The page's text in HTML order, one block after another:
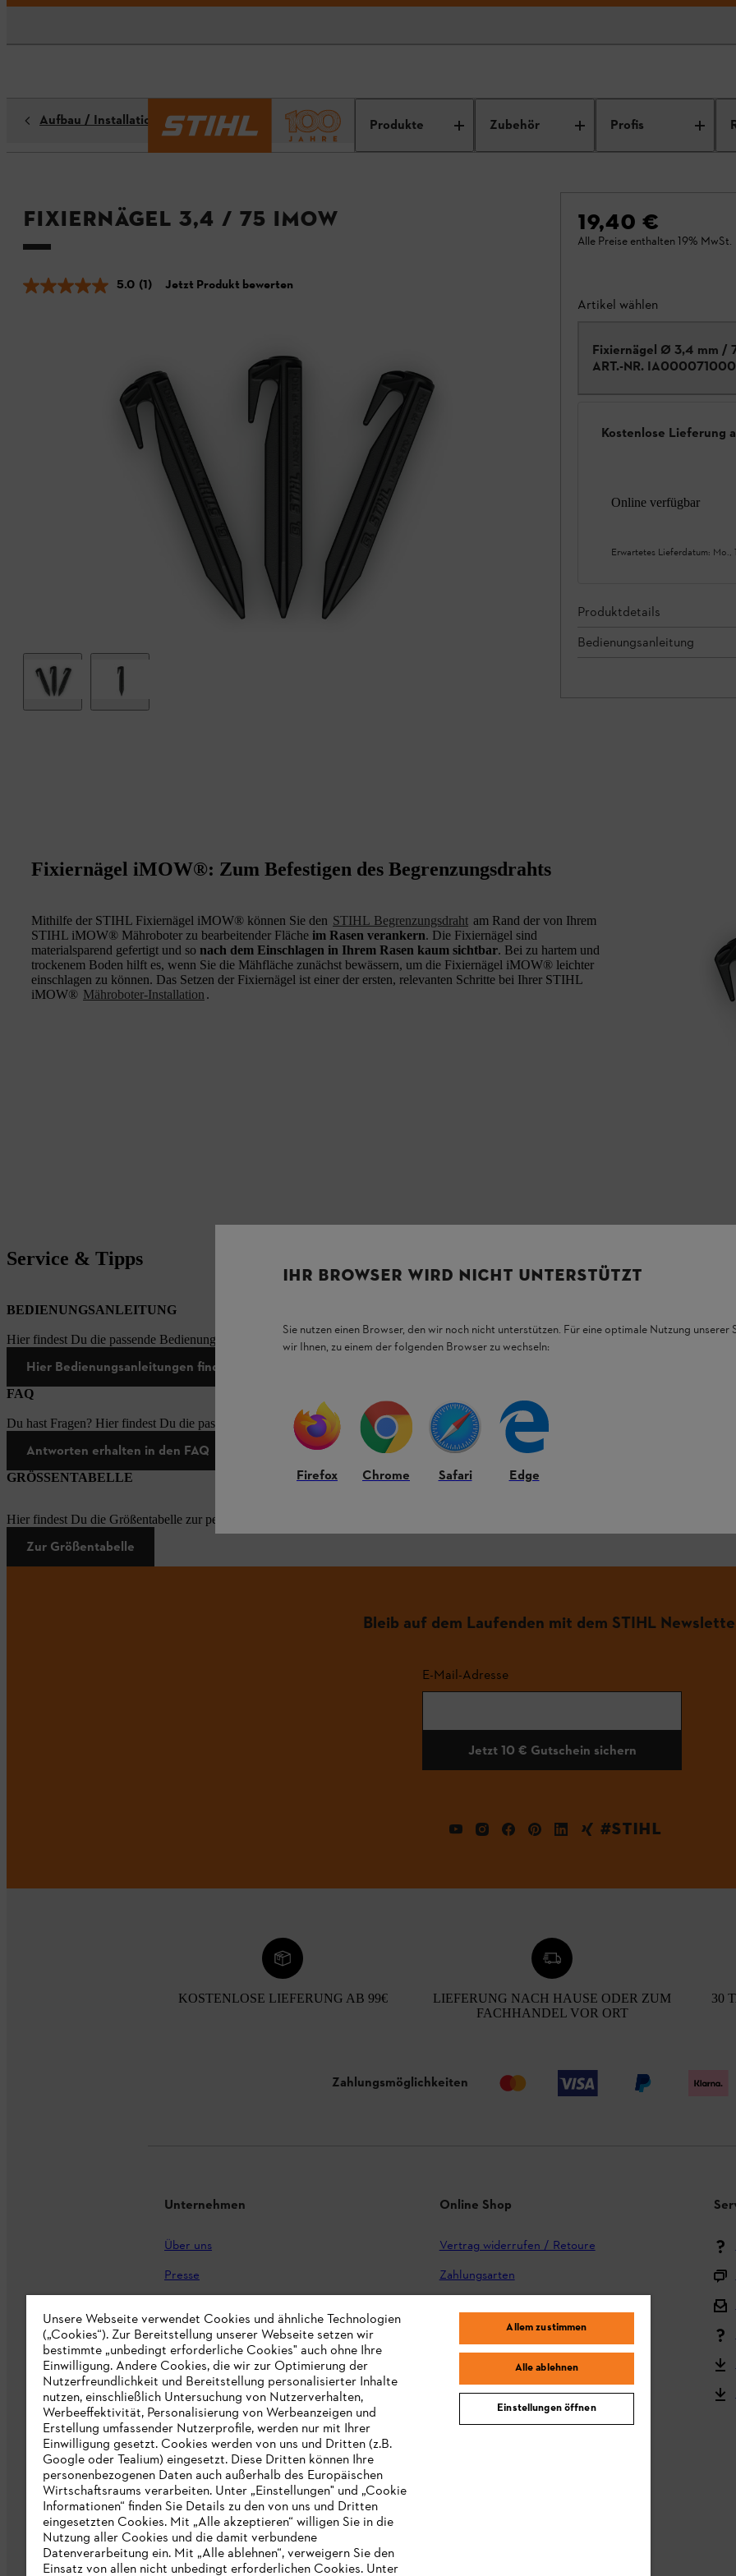
Produkte Zubehör Profis
Aufbau / Installation
Fixiernägel 3,4 / 75 iMOW
5.0 (1) Jetzt Produkt bewerten
19,40 €
Alle Preise enthalten 19% MwSt.
Artikel wählen
Fixiernägel Ø 3,4 mm /
ART.-NR. IA000071000
Kostenlose Lieferung
Online verfügbar
Erwartetes Lieferdatum: Mo.,
Produktdetails
Bedienungsanleitung
Fixiernägel iMOW®: Zum Befestigen des Begrenzungsdrahts
Mithilfe der STIHL Fixiernägel iMOW® können Sie den STIHL Begrenzungsdraht am Rand der von Ihrem
STIHL iMOW® Mähroboter zu bearbeitender Fläche im Rasen verankern. Die Fixiernägel sind
materialsparend gefertigt und so nach dem Einschlagen in Ihrem Rasen kaum sichtbar. Bei zu hartem und
trockenem Boden hilft es, wenn Sie die Mähfläche zunächst bewässern, um die Fixiernägel iMOW® leichter
einschlagen zu können. Das Setzen der Fixiernägel ist einer der ersten, relevanten Schritte bei Ihrer STIHL
iMOW® Mähroboter-Installation .
Service & Tipps
BEDIENUNGSANLEITUNG
Hier findest Du die passende Bedienungsanleitungen zu unseren STIHL Produkten.
Hier Bedienungsanleitungen finden
FAQ
Du hast Fragen? Hier findest Du die passenden Antworten zu den häufigsten Fragen.
Antworten erhalten in den FAQ
GRÖSSENTABELLE
Hier findest Du die Größentabelle zur persönlichen Schutzausrüstung.
Zur Größentabelle
Bleib auf dem Laufenden mit dem STIHL
E-Mail-Adresse
Jetzt 10 € Gutschein sichern
#STIHL
KOSTENLOSE LIEFERUNG AB 99€
LIEFERUNG NACH HAUSE ODER ZUM
FACHHANDEL VOR ORT
30
Zahlungsmöglichkeiten
Unternehmen
Über uns
Presse
STIHL Markenshop
Nachhaltigkeit
STIHL Hinweisgebersystem
Informationen für Lieferunternehmen
Erklärung zur Barrierefreiheit
Produktpiraterie
Fakten zu STIHL
Online Shop
Vertrag widerrufen / Retoure
Zahlungsarten
Reklamation und Garantie
STIHL Kooperationsprogramm
STIHL Bedienungsanleitungen
MY STIHL
IHR BROWSER WIRD NICHT UNTERSTÜTZT
Sie nutzen einen Browser, den wir noch nicht unterstützen. Für eine optimale Nutzung unserer
wir Ihnen, zu einem der folgenden Browser zu wechseln:
Firefox Chrome Safari Edge
Unsere Webseite verwendet Cookies und ähnliche Technologien
(„Cookies“). Zur Bereitstellung unserer Webseite setzen wir
bestimmte „unbedingt erforderliche Cookies" auch ohne Ihre
Einwilligung. Andere Cookies, die wir zur Optimierung der
Nutzerfreundlichkeit und Bereitstellung personalisierter Inhalte
nutzen, einschließlich Untersuchung von Nutzerverhalten,
Werbeeffektivität, Personalisierung von Werbeanzeigen und
Erstellung umfassender Nutzerprofile, werden nur mit Ihrer
Einwilligung gesetzt. Cookies werden von uns und Dritten (z.B.
Google oder Tealium) eingesetzt. Diese Dritten können Ihre
personenbezogenen Daten auch außerhalb des Europäischen
Wirtschaftsraums verarbeiten. Unter „Einstellungen" und „Cookie
Informationen“ finden Sie Details zu den von uns und Dritten
eingesetzten Cookies. Mit „Alle akzeptieren“ willigen Sie in die
Nutzung aller Cookies und die damit verbundene
Datenverarbeitung ein. Mit „Alle ablehnen“, verweigern Sie den
Einsatz von allen nicht unbedingt erforderlichen Cookies. Unter
Allem zustimmen
Alle ablehnen
Einstellungen öffnen